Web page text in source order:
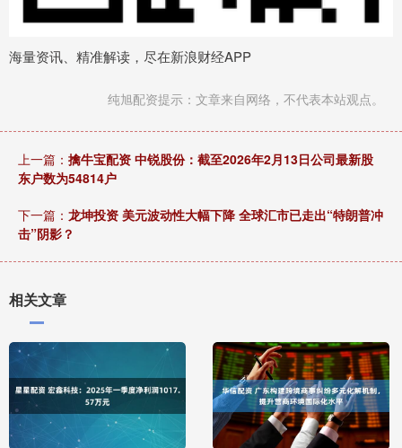
海量资讯、精准解读，尽在新浪财经APP
纯旭配资提示：文章来自网络，不代表本站观点。
上一篇： 擒牛宝配资 中锐股份：截至2026年2月13日公司最新股
东户数为54814户
下一篇： 龙坤投资 美元波动性大幅下降 全球汇市已走出“特朗普冲
击”阴影？
相关文章